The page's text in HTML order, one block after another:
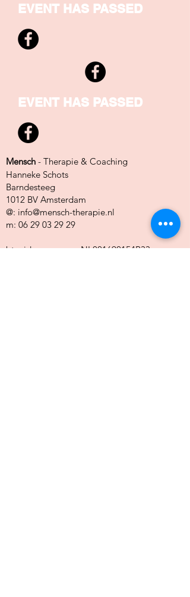
EVENT HAS PASSED
EVENT HAS PASSED
Mensch - Therapie & Coaching
Hanneke Schots
Barndesteeg
1012 BV Amsterdam
@: info@mensch-therapie.nl
m: 06 29 03 29 29
btw-idee nummer: NL001690154B33